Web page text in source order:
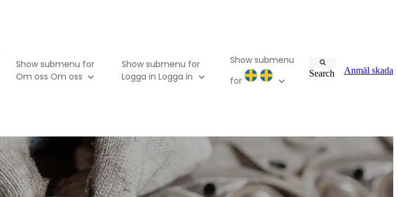
Show submenu for
Om oss Om oss
Show submenu for
Logga in Logga in
Show submenu
for
Search Anmäl skada